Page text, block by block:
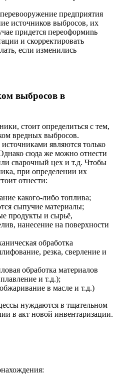
предприятия
источников выбросов, их
придется переоформиnь
и скорректировать
если изменились
выбросов в
стоит определиться с тем,
вредных выбросов.
являются только
сюда же можно отнести
сварочный цех и т.д. Чтобы
при определении их
отнести:
какого-либо топлива;
сыпучие материалы;
продукты и сырьё,
нанесение на поверхности
обработка
резка, сверление и
обработка материалов
и т.д.);
в масле и т.д.)
нуждаются в тщательном
в акт новой инвентаризации.